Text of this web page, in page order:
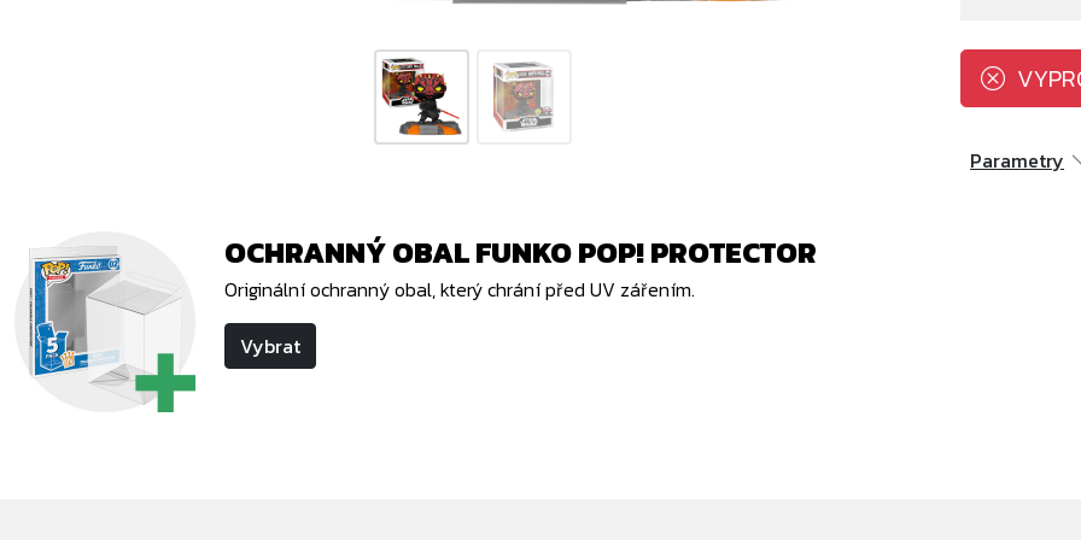
Parametry
OCHRANNÝ OBAL FUNKO POP! PROTECTOR
Originální ochranný obal, který chrání před UV zářením.
Vybrat